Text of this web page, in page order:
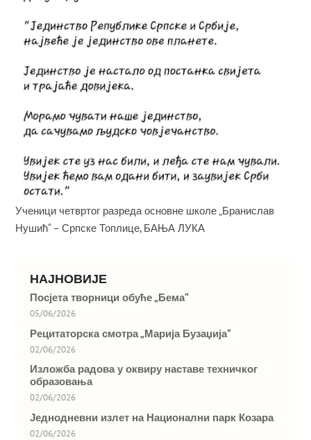
Ученици четвртог разреда основне школе „Бранислав
Нушић“ – Српске Топлице, БАЊА ЛУКА
НАЈНОВИЈЕ
Посјета творници обуће „Бема“
05/06/2026
Рецитаторска смотра „Марија Бузаџија“
02/06/2026
Изложба радова у оквиру наставе техничког
образовања
02/06/2026
Једнодневни излет на Национални парк Козара
02/06/2026